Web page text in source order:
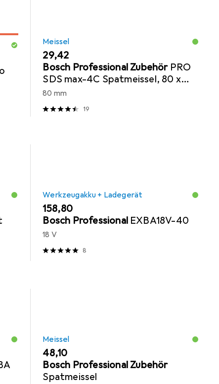
Meissel
EUR
29,42
Bosch Professional Zubehör PRO
SDS max-4C Spatmeissel, 80 x
300 mm
80 mm
19
Werkzeugakku + Ladegerät
EUR
158,80
Bosch Professional EXBA18V-40
18 V
8
Meissel
EUR
48,10
Bosch Professional Zubehör
Spatmeissel